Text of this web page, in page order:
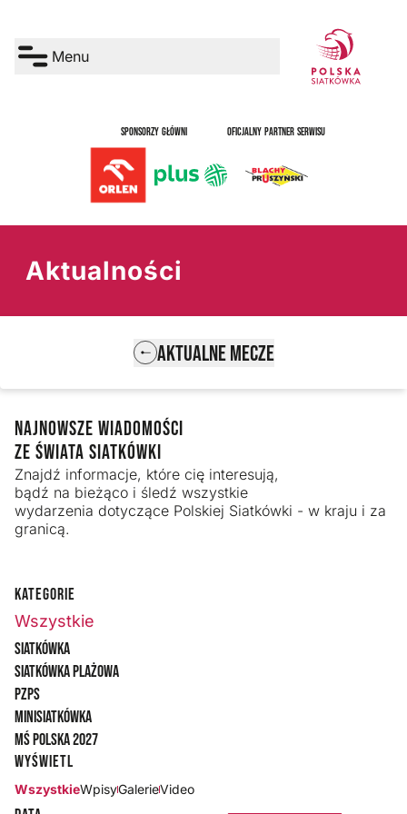
Menu
SPONSORZY GŁÓWNI OFICJALNY PARTNER SERWISU
Aktualności
AKTUALNE MECZE
NAJNOWSZE WIADOMOŚCI
ZE ŚWIATA SIATKÓWKI
Znajdź informacje, które cię interesują,
bądź na bieżąco i śledź wszystkie
wydarzenia dotyczące Polskiej Siatkówki - w kraju i za
granicą.
KATEGORIE
Wszystkie
Siatkówka
Siatkówka plażowa
PZPS
Minisiatkówka
MŚ Polska 2027
Wyświetl
WszystkieWpisyGalerieVideo